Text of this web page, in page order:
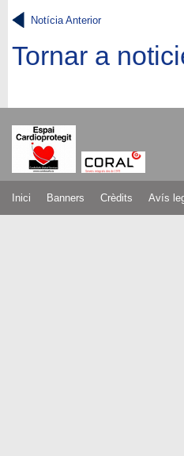
Notícia Anterior
Tornar a
Inici Banners Crèdits Avís